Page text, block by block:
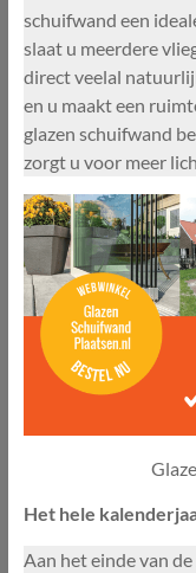
schuifwand een
slaat u meerdere
direct veelal
en u maakt een
glazen schuifwand
zorgt u voor meer
Het hele
Aan het einde van